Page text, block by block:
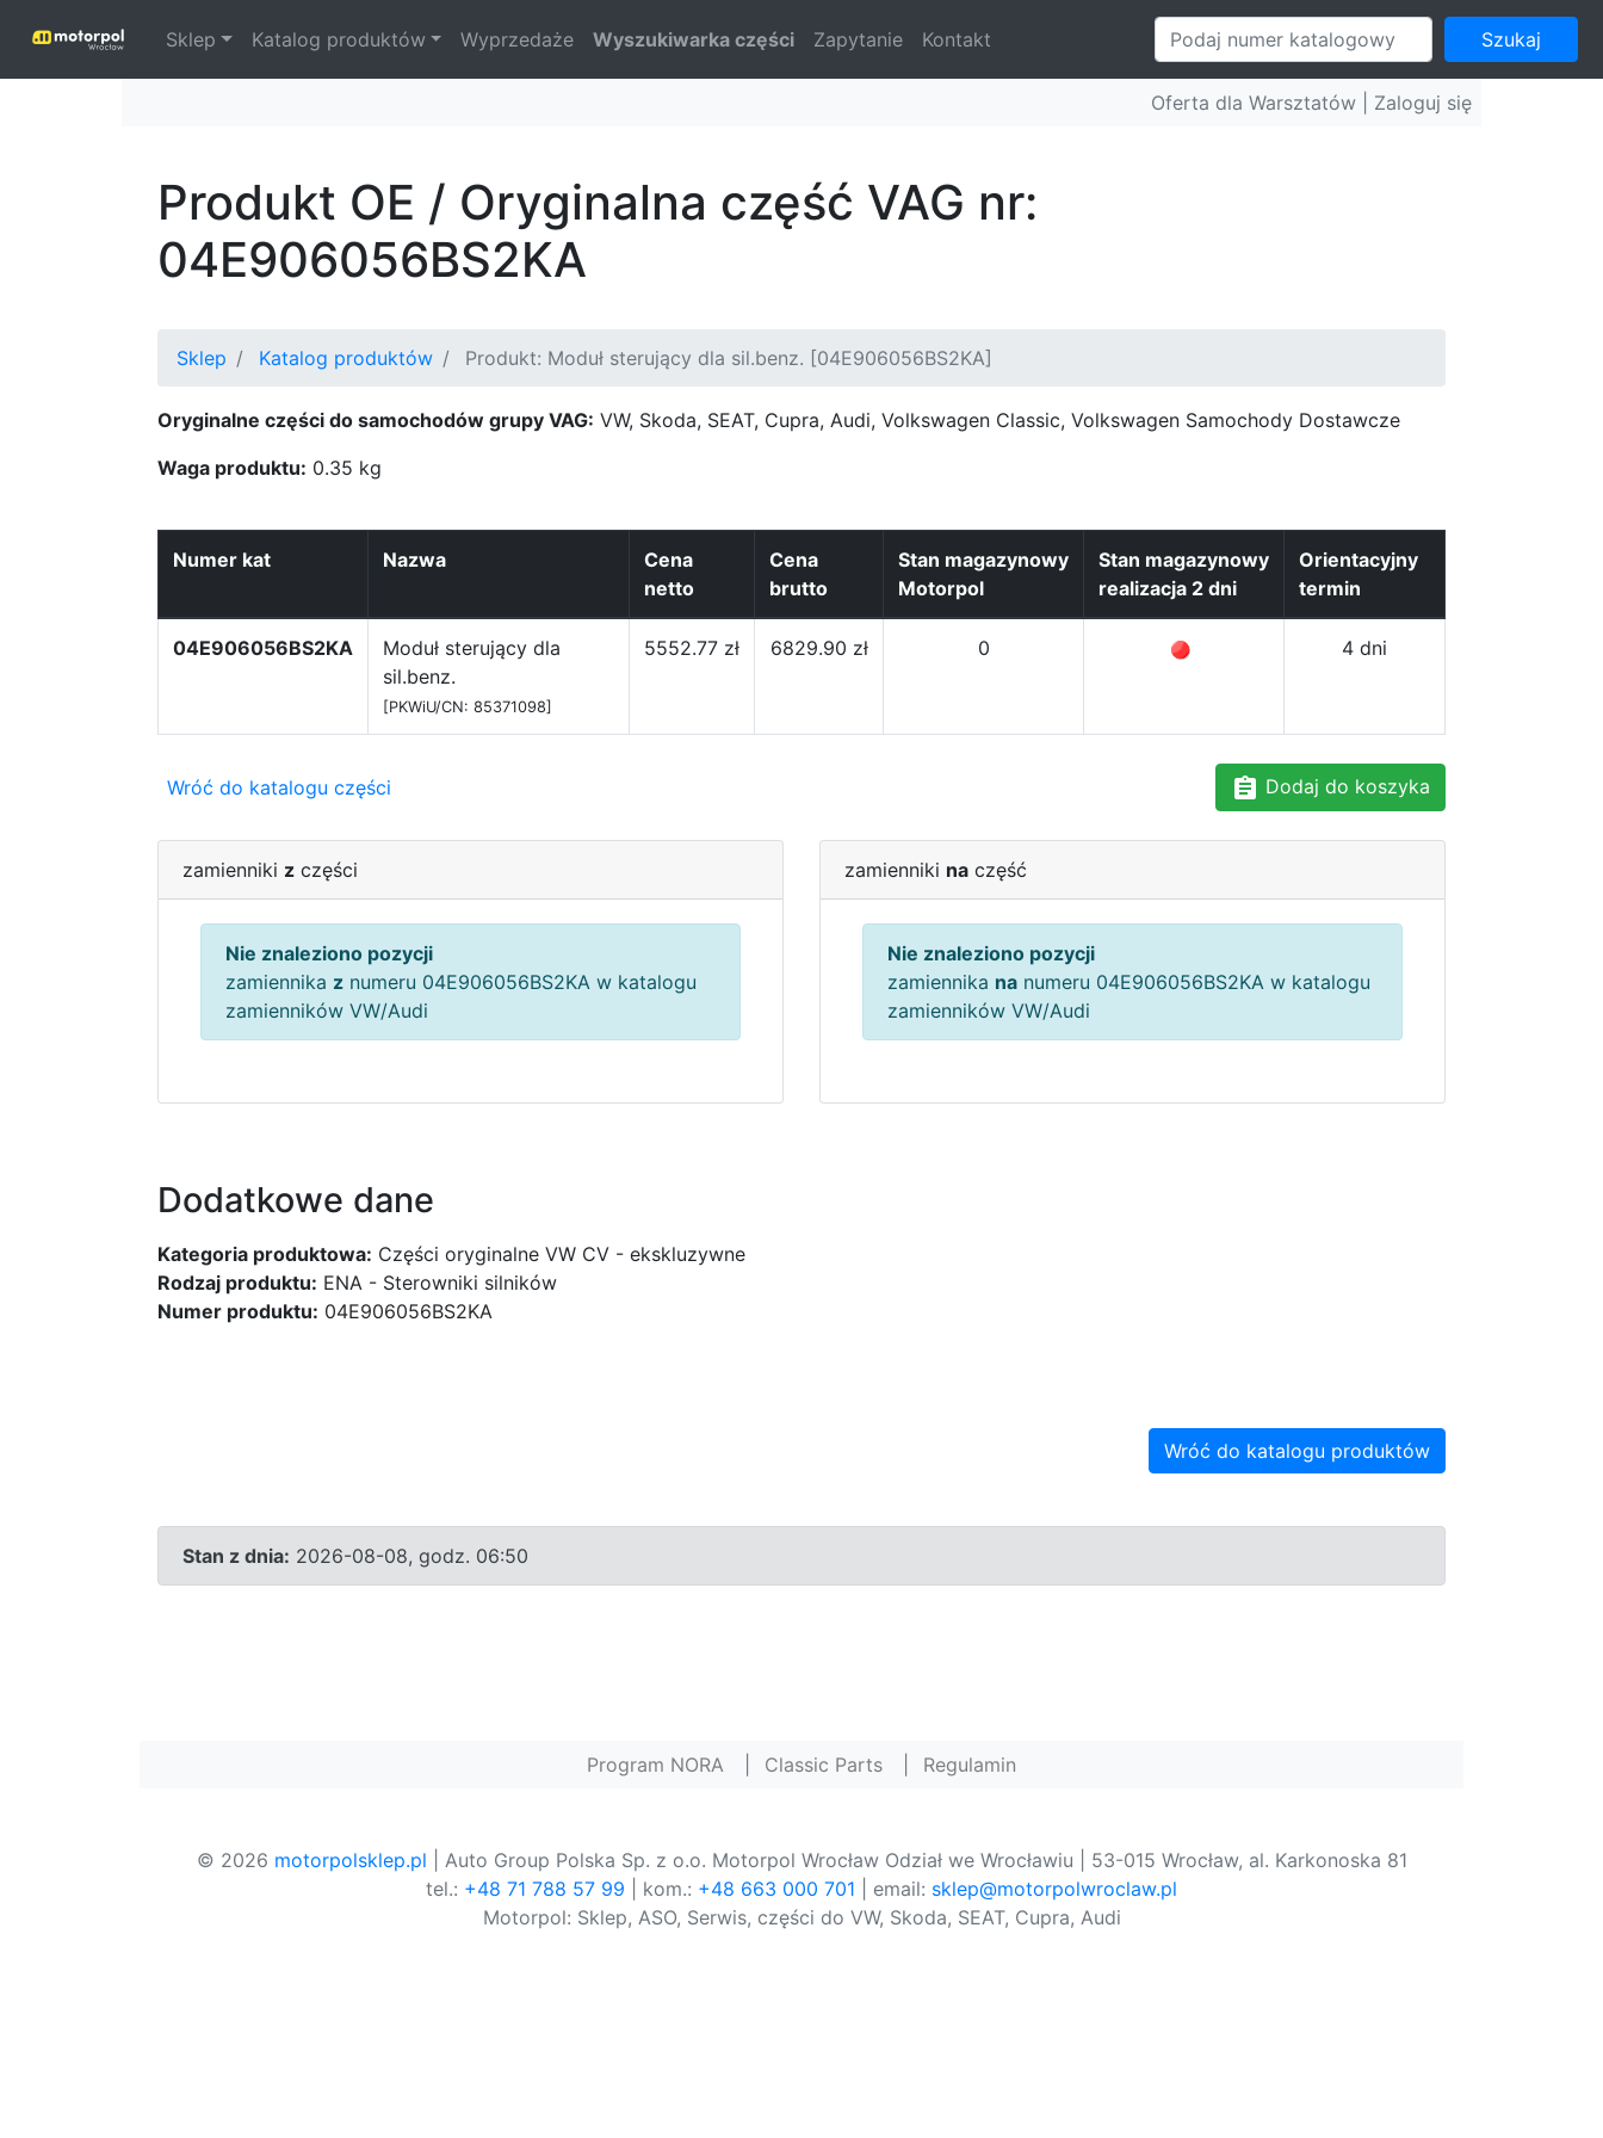
Sklep Katalog produktów Wyprzedaże Wyszukiwarka części Zapytanie Kontakt Szukaj
Oferta dla Warsztatów | Zaloguj się
Produkt OE / Oryginalna część VAG nr:
04E906056BS2KA
Sklep Katalog produktów Produkt: Moduł sterujący dla sil.benz. [04E906056BS2KA]
Oryginalne części do samochodów grupy VAG: VW, Skoda, SEAT, Cupra, Audi, Volkswagen Classic, Volkswagen Samochody Dostawcze
Waga produktu: 0.35 kg
Numer kat Nazwa
Cena
netto
Cena
brutto
Stan magazynowy
Motorpol
Stan magazynowy
realizacja 2 dni
Orientacyjny
termin
04E906056BS2KA
Moduł sterujący dla
sil.benz.
[PKWiU/CN: 85371098]
5552.77 zł 6829.90 zł 0 4 dni
Wróć do katalogu części Dodaj do koszyka
zamienniki z części
Nie znaleziono pozycji
zamiennika z numeru 04E906056BS2KA w katalogu
zamienników VW/Audi
zamienniki na część
Nie znaleziono pozycji
zamiennika na numeru 04E906056BS2KA w katalogu
zamienników VW/Audi
Dodatkowe dane
Kategoria produktowa: Części oryginalne VW CV - ekskluzywne
Rodzaj produktu: ENA - Sterowniki silników
Numer produktu: 04E906056BS2KA
Wróć do katalogu produktów
Stan z dnia: 2026-08-08, godz. 06:50
Program NORA Classic Parts Regulamin
© 2026 motorpolsklep.pl | Auto Group Polska Sp. z o.o. Motorpol Wrocław Odział we Wrocławiu | 53-015 Wrocław, al. Karkonoska 81
tel.: +48 71 788 57 99 | kom.: +48 663 000 701 | email: sklep@motorpolwroclaw.pl
Motorpol: Sklep, ASO, Serwis, części do VW, Skoda, SEAT, Cupra, Audi